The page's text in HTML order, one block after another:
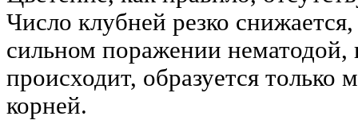
Число клубней резко
сильном поражении нематодой,
происходит, образуется только
корней.